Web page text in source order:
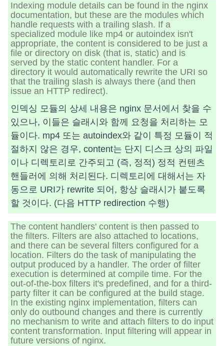
Indexing module details can be found in the nginx
documentation, but these are the modules which
handle requests with a trailing slash. If a
specialized module like mp4 or autoindex isn't
appropriate, the content is considered to be just a
file or directory on disk (that is, static) and is
served by the static content handler. For a
directory it would automatically rewrite the URI so
that the trailing slash is always there (and then
issue an HTTP redirect).
인덱싱 모듈의 상세 내용은 nginx 문서에서 찾을 수
있으나, 이들은 슬래시와 함께 요청을 처리하는 모
듈이다. mp4 또는 autoindex와 같이 특정 모듈이 적
절하지 않은 경우, content는 단지 디스크 상의 파일
이나 디렉토리로 간주되고 (즉, 정적) 정적 컨텐츠
핸들러에 의해 처리된다. 디렉토리에 대해서는 자
동으로 URI가 rewrite 되어, 항상 슬래시가 붙도록
할 것이다. (다음 HTTP redirection 수행)
The content handlers' content is then passed to
the filters. Filters are also attached to locations,
and there can be several filters configured for a
location. Filters do the task of manipulating the
output produced by a handler. The order of filter
execution is determined at compile time. For the
out-of-the-box filters it's predefined, and for a third-
party filter it can be configured at the build stage.
In the existing nginx implementation, filters can
only do outbound changes and there is currently
no mechanism to write and attach filters to do input
content transformation. Input filtering will appear in
future versions of nginx.